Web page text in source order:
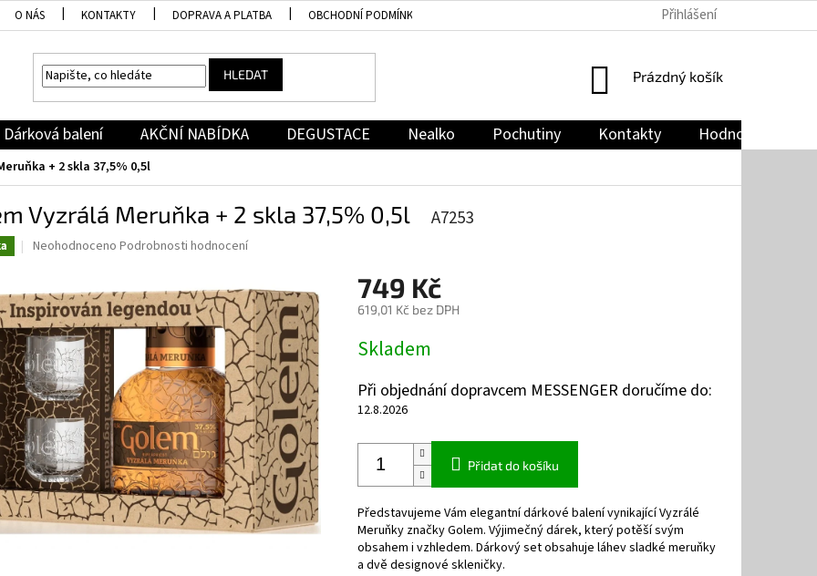
O NÁS KONTAKTY DOPRAVA A PLATBA OBCHODNÍ PODMÍNKY JAK NAKUPOVAT
Přihlášení
HLEDAT
NÁKUPNÍ
Prázdný košík
Dárková balení AKČNÍ NABÍDKA DEGUSTACE Nealko Pochutiny Kontakty Hodnocení
+ 2 skla 37,5% 0,5l
Vyzrálá Meruňka + 2 skla 37,5% 0,5l A7253
Průměrné
je
0,0
z
5
hvězdiček.
Neohodnoceno Podrobnosti hodnocení
749 Kč
619,01 Kč bez DPH
cena:
Skladem
Při objednání dopravcem MESSENGER doručíme do:
12.8.2026
Přidat do košíku
Představujeme Vám elegantní dárkové balení vynikající Vyzrálé
Meruňky značky Golem. Výjimečný dárek, který potěší svým
obsahem i vzhledem. Dárkový set obsahuje láhev sladké meruňky
a dvě designové skleničky.